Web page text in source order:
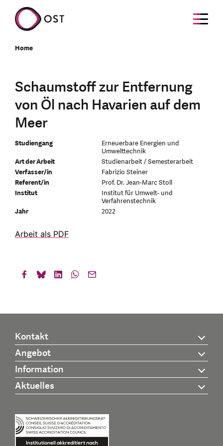
Home
Schaumstoff zur Entfernung
von Öl nach Havarien auf dem
Meer
Studiengang
Erneuerbare Energien und
Umwelttechnik
Art der Arbeit
Studienarbeit / Semesterarbeit
Verfasser/in
Fabrizio Steiner
Referent/in
Prof. Dr. Jean-Marc Stoll
Institut
Institut für Umwelt- und
Verfahrenstechnik
Jahr
2022
Arbeit als PDF
Kontakt
Angebot
Information
Aktuelles